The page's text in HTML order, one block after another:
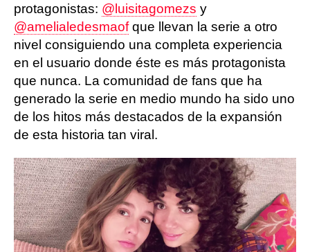
protagonistas: @luisitagomezs y
@amelialedesmaofque llevan la serie a otro
nivel consiguiendo una completa experiencia
en el usuario donde éste es más protagonista
que nunca. La comunidad de fans que ha
generado la serie en medio mundo ha sido uno
de los hitos más destacados de la expansión
de esta historia tan viral.